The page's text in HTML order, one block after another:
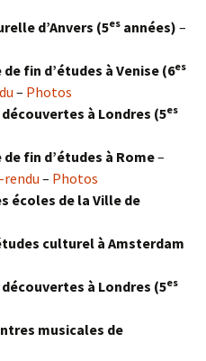
d’Anvers (5es années) –
fin d’études à Venise (6es
– Photos
à Londres (5es
de fin d’études à Rome–
– Photos
écoles de la Ville de
culturel à Amsterdam
à Londres (5es
musicales de